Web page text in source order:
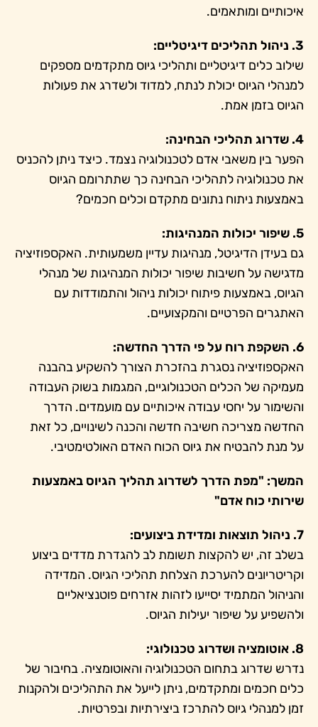
איכותיים ומותאמים.
3. ניהול תהליכים דיגיטליים:
שילוב כלים דיגיטליים ותהליכי גיוס מתקדמים מספקים
למנהלי הגיוס יכולת לנתח, למדוד ולשדרג את פעולות
הגיוס בזמן אמת.
4. שדרוג תהליכי הבחינה:
הפער בין משאבי אדם לטכנולוגיה נצמד. כיצד ניתן להכניס
את טכנולוגיה לתהליכי הבחינה כך שתתרומם הגיוס
באמצעות ניתוח נתונים מתקדם וכלים חכמים?
5. שיפור יכולות המנהיגות:
גם בעידן הדיגיטל, מנהיגות עדיין משמעותית. האקספוזיציה
מדגישה על חשיבות שיפור יכולות המנהיגות של מנהלי
הגיוס, באמצעות פיתוח יכולות ניהול והתמודדות עם
האתגרים הפרטיים והמקצועיים.
6. השקפת רוח על פי הדרך החדשה:
האקספוזיציה נסגרת בהזכרת הצורך להשקיע בהבנה
מעמיקה של הכלים הטכנולוגיים, המגמות בשוק העבודה
והשימור על יחסי עבודה איכותיים עם מועמדים. הדרך
החדשה מצריכה חשיבה חדשה והכנה לשינויים, כל זאת
על מנת להבטיח את גיוס הכוח האדם האולטימטיבי.
המשך: "מפת הדרך לשדרוג תהליך הגיוס באמצעות
שירותי כוח אדם"
7. ניהול תוצאות ומדידת ביצועים:
בשלב זה, יש להקצות תשומת לב להגדרת מדדים ביצוע
וקריטריונים להערכת הצלחת תהליכי הגיוס. המדידה
והניהול המתמיד יסייעו לזהות אזרחים פוטנציאליים
ולהשפיע על שיפור יעילות הגיוס.
8. אוטומציה ושדרוג טכנולוגי:
נדרש שדרוג בתחום הטכנולוגיה והאוטומציה. בחיבור של
כלים חכמים ומתקדמים, ניתן לייעל את התהליכים ולהקנות
זמן למנהלי גיוס להתרכז ביצירתיות ובפרטיות.